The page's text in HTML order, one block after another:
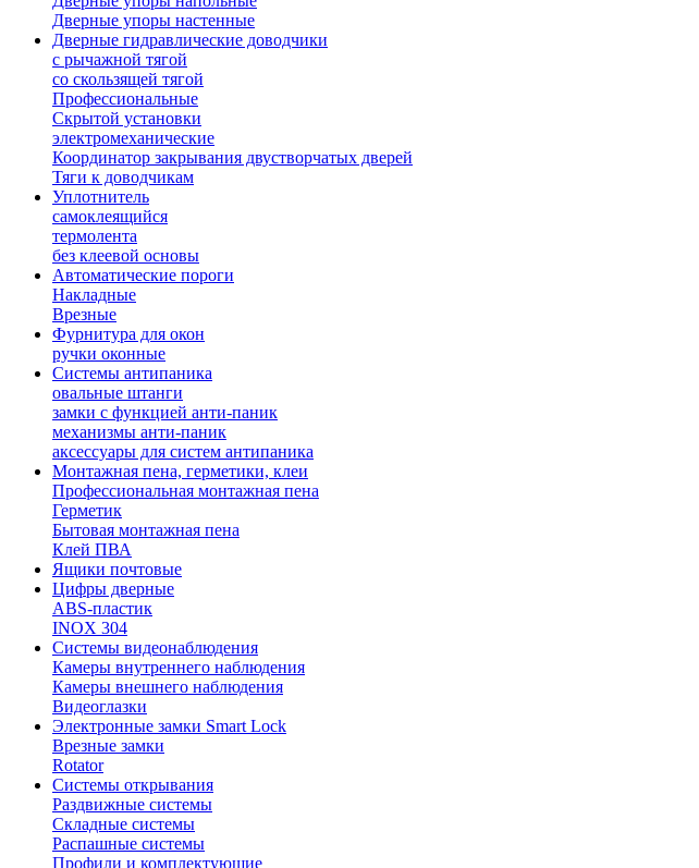
Дверные упоры настенные
Дверные гидравлические доводчики
с рычажной тягой
со скользящей тягой
Профессиональные
Скрытой установки
электромеханические
Координатор закрывания двустворчатых дверей
Тяги к доводчикам
Уплотнитель
самоклеящийся
термолента
без клеевой основы
Автоматические пороги
Накладные
Врезные
Фурнитура для окон
ручки оконные
Системы антипаника
овальные штанги
замки с функцией анти-паник
механизмы анти-паник
аксессуары для систем антипаника
Монтажная пена, герметики, клеи
Профессиональная монтажная пена
Герметик
Бытовая монтажная пена
Клей ПВА
Ящики почтовые
Цифры дверные
ABS-пластик
INOX 304
Системы видеонаблюдения
Камеры внутреннего наблюдения
Камеры внешнего наблюдения
Видеоглазки
Электронные замки Smart Lock
Врезные замки
Rotator
Системы открывания
Раздвижные системы
Складные системы
Распашные системы
Профили и комплектующие